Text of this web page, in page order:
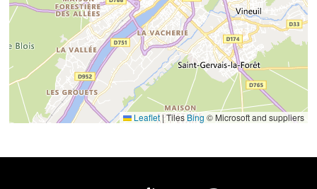
Leaflet|TilesBing © Microsoft and suppliers